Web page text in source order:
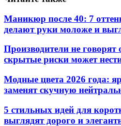
Маникюр после 40: 7
делают руки моложе и
Производители не говорят
скрытые риски может
Модные цвета 2026 года:
заменят скучную
5 стильных идей для
выглядят дорого и